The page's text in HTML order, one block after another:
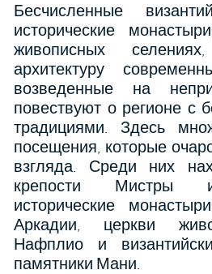
Бесчисленные
исторические
живописных
архитектуру
возведенные на
повествуют о регионе с
традициями. Здесь
посещения, которые
взгляда. Среди них
крепости Мистры
исторические
Аркадии, церкви
Нафплио и
памятники Мани.